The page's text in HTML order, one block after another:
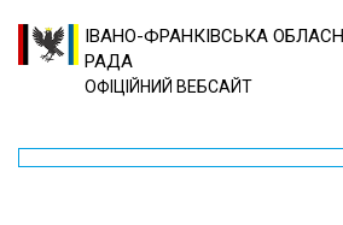
ІВАНО-ФРАНКІВСЬКА
РАДА
ОФІЦІЙНИЙ ВЕБСАЙТ